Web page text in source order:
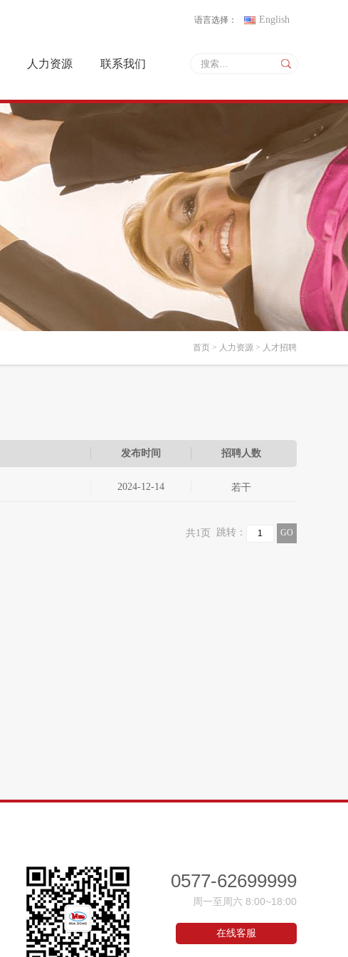
人力资源 联系我们
语言选择： English
人才战略
招聘信息
联系方式
首页 > 人力资源 > 人才招聘
发布时间 招聘人数
2024-12-14 若干
共1页 跳转： GO
0577-62699999
周一至周六 8:00~18:00
在线客服